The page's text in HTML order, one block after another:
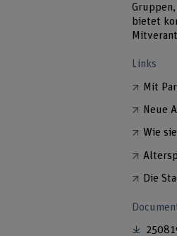
bietet
Links
Mit
Neue
Wie
Die